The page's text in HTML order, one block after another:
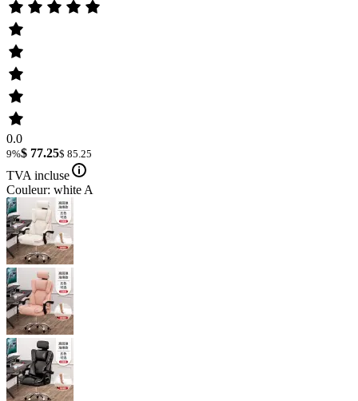
0.0
9%$ 77.25$ 85.25
TVA incluse
Couleur: white A